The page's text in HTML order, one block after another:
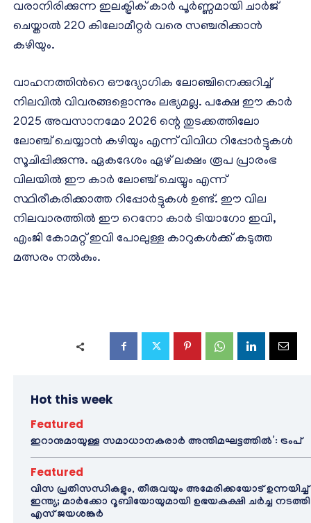
വരാനിരിക്കുന്ന ഇലക്ട്രിക് കാർ പൂർണ്ണമായി ചാർജ്
ചെയ്താൽ 220 കിലോമീറ്റർ വരെ സഞ്ചരിക്കാൻ
കഴിയും.
വാഹനത്തിന്‍റെ ഔദ്യോഗിക ലോഞ്ചിനെക്കുറിച്ച്
നിലവിൽ വിവരങ്ങളൊന്നും ലഭ്യമല്ല. പക്ഷേ ഈ കാർ
2025 അവസാനമോ 2026 ന്റെ തുടക്കത്തിലോ
ലോഞ്ച് ചെയ്യാൻ കഴിയും എന്ന് വിവിധ റിപ്പോർട്ടുകൾ
സൂചിപ്പിക്കുന്നു. ഏകദേശം ഏഴ് ലക്ഷം രൂപ പ്രാരംഭ
വിലയിൽ ഈ കാർ ലോഞ്ച് ചെയ്യും എന്ന്
സ്ഥിരീകരിക്കാത്ത റിപ്പോർട്ടുകൾ ഉണ്ട്. ഈ വില
നിലവാരത്തിൽ ഈ റെനോ കാർ ടിയാഗോ ഇവി,
എംജി കോമറ്റ് ഇവി പോലുള്ള കാറുകൾക്ക് കടുത്ത
മത്സരം നൽകും.
Hot this week
Featured
ഇറാനുമായുള്ള സമാധാനകരാർ അന്തിമഘട്ടത്തിൽ‌’: ട്രംപ്
Featured
വിസ പ്രതിസന്ധികളും, തീരുവയും അമേരിക്കയോട് ഉന്നയിച്ച്
ഇന്ത്യ; മാർക്കോ റൂബിയോയുമായി ഉഭയകക്ഷി ചർച്ച നടത്തി
എസ് ജയശങ്കർ